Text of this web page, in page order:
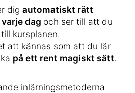
dig automatiskt rätt
dag och ser till att du
kursplanen.
att kännas som att du lär
på ett rent magiskt sätt.
inlärningsmetoderna